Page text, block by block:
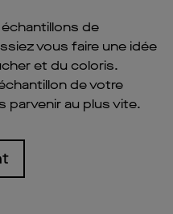
de
vous faire une idée
et du coloris.
de votre
parvenir au plus vite.